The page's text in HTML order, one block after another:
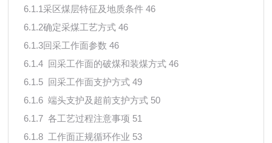
6.1.1采区煤层特征及地质条件 46
6.1.2确定采煤工艺方式 46
6.1.3回采工作面参数 46
6.1.4 回采工作面的破煤和装煤方式 46
6.1.5 回采工作面支护方式 49
6.1.6 端头支护及超前支护方式 50
6.1.7 各工艺过程注意事项 51
6.1.8 工作面正规循环作业 53